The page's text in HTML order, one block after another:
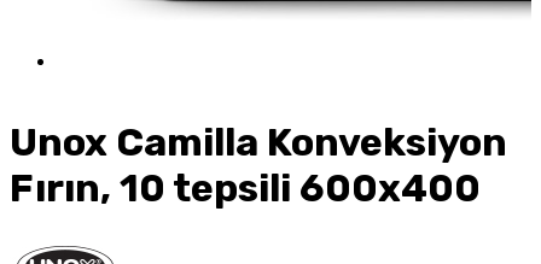
Unox Camilla Konveksiyon
Fırın, 10 tepsili 600x400